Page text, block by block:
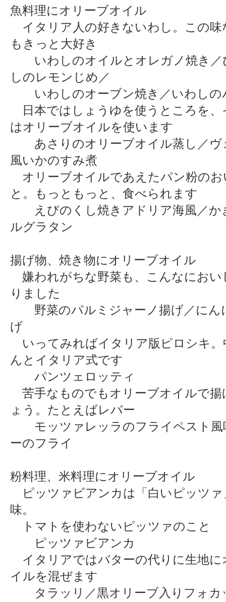
魚料理にオリーブオイル
イタリア人の好きないわし。この味
もきっと大好き
いわしのオイルとオレガノ焼き／
しのレモンじめ／
いわしのオーブン焼き／いわしの
日本ではしょうゆを使うところを、
はオリーブオイルを使います
あさりのオリーブオイル蒸し／ヴ
風いかのすみ煮
オリーブオイルであえたパン粉のお
と。もっともっと、食べられます
えびのくし焼きアドリア海風／か
ルグラタン
揚げ物、焼き物にオリーブオイル
嫌われがちな野菜も、こんなにおい
りました
野菜のパルミジャーノ揚げ／にん
げ
いってみればイタリア版ピロシキ。
んとイタリア式です
パンツェロッティ
苦手なものでもオリーブオイルで揚
ょう。たとえばレバー
モッツァレッラのフライペスト風
ーのフライ
粉料理、米料理にオリーブオイル
ピッツァビアンカは「白いピッツァ
味。
トマトを使わないピッツァのこと
ピッツァビアンカ
イタリアではバターの代りに生地に
イルを混ぜます
タラッリ／黒オリーブ入りフォカ